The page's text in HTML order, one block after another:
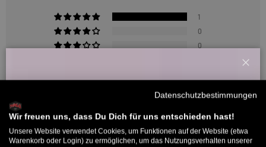
1
0
0
Sort by
Bewertungen in anderen Sprachen
Willkommensbonus
Willkommens-Rabattcode direkt per Mail zugeschickt.
Bis zu 11% Rabatt auf deine erste Bestellung. Aufgepasst: Du
Datenschutzbestimmungen
Wir freuen uns, dass Du Dich für uns entschieden hast!
Unsere Website verwendet Cookies, um Funktionen auf der Website (etwa
Warenkorb oder Login) zu ermöglichen, um das Nutzungsverhalten unserer